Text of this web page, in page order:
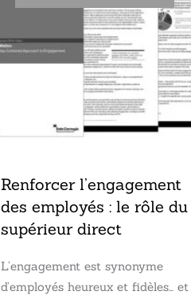
Renforcer l’engagement
des employés : le rôle du
supérieur direct
L’engagement est synonyme
d’employés heureux et fidèles… et